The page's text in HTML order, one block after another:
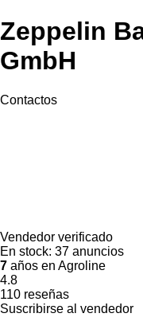
Zeppelin
GmbH
Contactos
Vendedor verificado
En stock: 37 anuncios
7 años en Agroline
4.8
110 reseñas
Suscribirse al vendedor